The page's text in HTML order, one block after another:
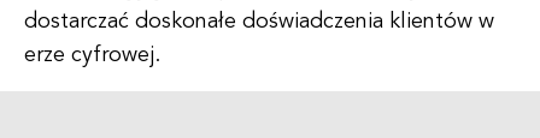
dostarczać doskonałe doświadczenia klientów w
erze cyfrowej.